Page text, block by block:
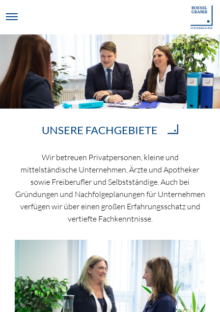
UNSERE FACHGEBIETE
Wir betreuen Privatpersonen, kleine und
mittelständische Unternehmen, Ärzte und Apotheker
sowie Freiberufler und Selbstständige. Auch bei
Gründungen und Nachfolgeplanungen für Unternehmen
verfügen wir über einen großen Erfahrungsschatz und
vertiefte Fachkenntnisse.